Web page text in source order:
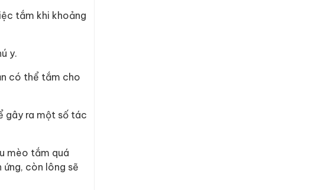
tắm khi khoảng
y.
có thể tắm cho
gây ra một số tác
mèo tắm quá
còn lông sẽ